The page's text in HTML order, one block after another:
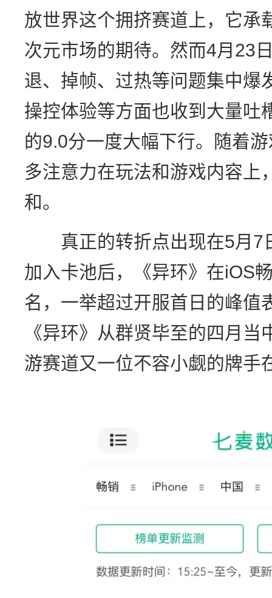
放世界这个拥挤赛道上，它承
次元市场的期待。然而4月23
退、掉帧、过热等问题集中爆
操控体验等方面也收到大量吐
的9.0分一度大幅下行。随着
多注意力在玩法和游戏内容上
和。
真正的转折点出现在5月7
加入卡池后，《异环》在iOS
名，一举超过开服首日的峰值
《异环》从群贤毕至的四月
游赛道又一位不容小觑的牌手